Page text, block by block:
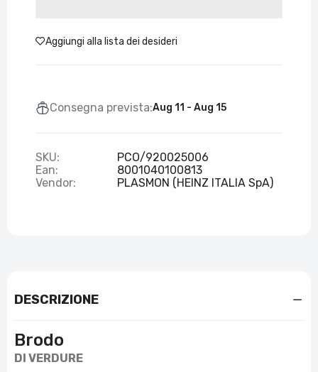
Aggiungi alla lista dei desideri
Consegna prevista:Aug 11 - Aug 15
SKU:
PCO/920025006
Ean:
8001040100813
Vendor:
PLASMON (HEINZ ITALIA SpA)
DESCRIZIONE
Brodo
DI VERDURE